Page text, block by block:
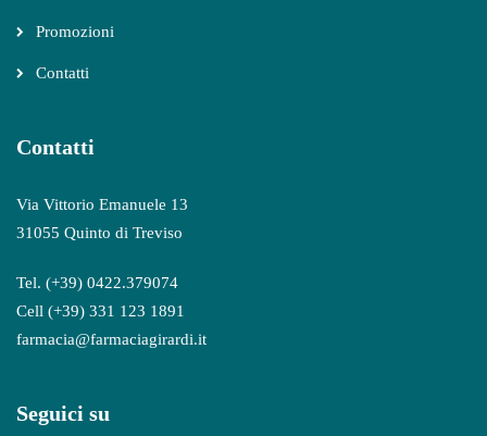
Promozioni
Contatti
Contatti
Via Vittorio Emanuele 13
31055 Quinto di Treviso
Tel. (+39) 0422.379074
Cell (+39) 331 123 1891
farmacia@farmaciagirardi.it
Seguici su